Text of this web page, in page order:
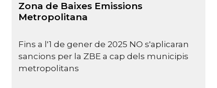
Zona de Baixes Emissions
Metropolitana
Fins a l'1 de gener de 2025 NO s'aplicaran
sancions per la ZBE a cap dels municipis
metropolitans